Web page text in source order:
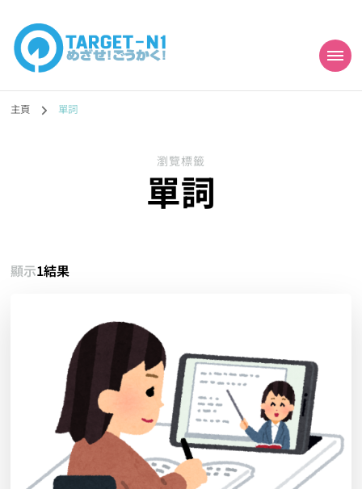
目標!!日本語能力試
N1合格
勉強コンテンツも追加予定!!】
主頁 單詞
瀏覽標籤
單詞
顯示1結果